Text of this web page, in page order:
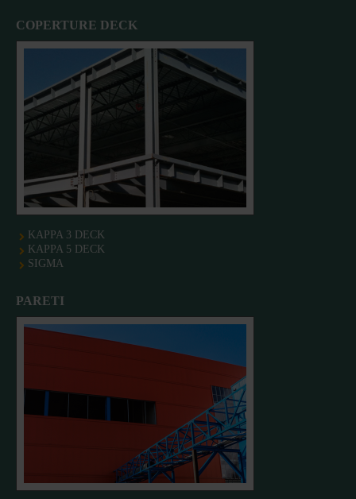
COPERTURE DECK
KAPPA 3 DECK
KAPPA 5 DECK
SIGMA
PARETI